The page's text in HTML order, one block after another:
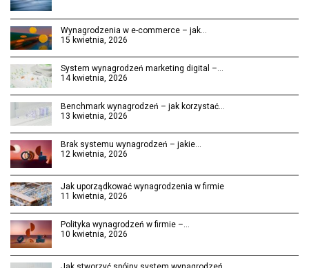
Wynagrodzenia w e-commerce – jak…
15 kwietnia, 2026
System wynagrodzeń marketing digital –…
14 kwietnia, 2026
Benchmark wynagrodzeń – jak korzystać…
13 kwietnia, 2026
Brak systemu wynagrodzeń – jakie…
12 kwietnia, 2026
Jak uporządkować wynagrodzenia w firmie
11 kwietnia, 2026
Polityka wynagrodzeń w firmie –…
10 kwietnia, 2026